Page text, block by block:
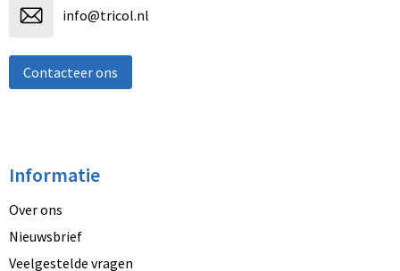
info@tricol.nl
Contacteer ons
Informatie
Over ons
Nieuwsbrief
Veelgestelde vragen